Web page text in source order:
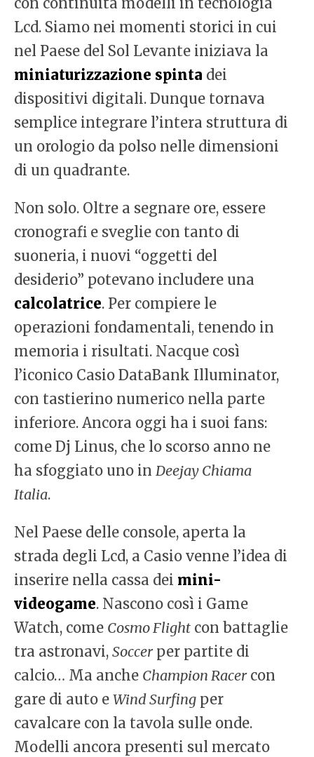
Lcd. Siamo nei momenti storici in cui
nel Paese del Sol Levante iniziava la
miniaturizzazione spinta dei
dispositivi digitali. Dunque tornava
semplice integrare l’intera struttura di
un orologio da polso nelle dimensioni
di un quadrante.
Non solo. Oltre a segnare ore, essere
cronografi e sveglie con tanto di
suoneria, i nuovi “oggetti del
desiderio” potevano includere una
calcolatrice. Per compiere le
operazioni fondamentali, tenendo in
memoria i risultati. Nacque così
l’iconico Casio DataBank Illuminator,
con tastierino numerico nella parte
inferiore. Ancora oggi ha i suoi fans:
come Dj Linus, che lo scorso anno ne
ha sfoggiato uno in Deejay Chiama
Italia.
Nel Paese delle console, aperta la
strada degli Lcd, a Casio venne l’idea di
inserire nella cassa dei mini-
videogame. Nascono così i Game
Watch, come Cosmo Flight con battaglie
tra astronavi, Soccerper partite di
calcio… Ma anche Champion Racercon
gare di auto e Wind Surfing per
cavalcare con la tavola sulle onde.
Modelli ancora presenti sul mercato